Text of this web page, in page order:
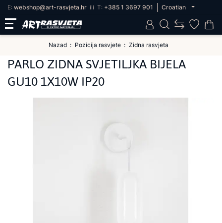
E: webshop@art-rasvjeta.hr ili T: +385 1 3697 901 Croatian
Nazad Pozicija rasvjete Zidna rasvjeta
PARLO ZIDNA SVJETILJKA BIJELA
GU10 1X10W IP20